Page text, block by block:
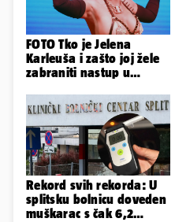
FOTO Tko je Jelena
Karleuša i zašto joj žele
zabraniti nastup u
govorila...
Rekord svih rekorda: U
splitsku bolnicu doveden
muškarac s čak 6,2